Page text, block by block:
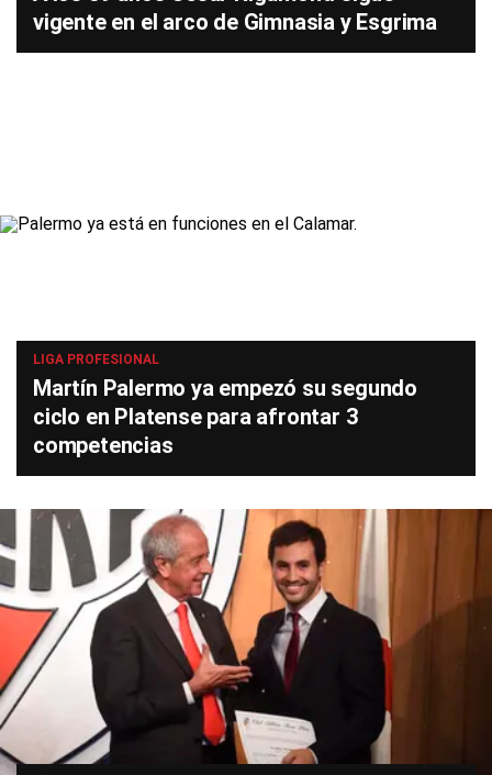
vigente en el arco de Gimnasia y Esgrima
LIGA PROFESIONAL
Martín Palermo ya empezó su segundo
ciclo en Platense para afrontar 3
competencias